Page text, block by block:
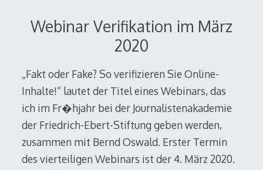
Webinar Verifikation im März
2020
„Fakt oder Fake? So verifizieren Sie Online-
Inhalte!“ lautet der Titel eines Webinars, das
ich im Fr�hjahr bei der Journalistenakademie
der Friedrich-Ebert-Stiftung geben werden,
zusammen mit Bernd Oswald. Erster Termin
des vierteiligen Webinars ist der 4. März 2020.